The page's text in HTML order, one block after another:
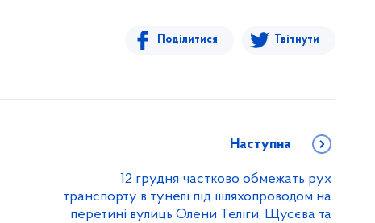
Поділитися Твітнути
Наступна
12 грудня частково обмежать рух
транспорту в тунелі під шляхопроводом на
перетині вулиць Олени Теліги, Щусєва та